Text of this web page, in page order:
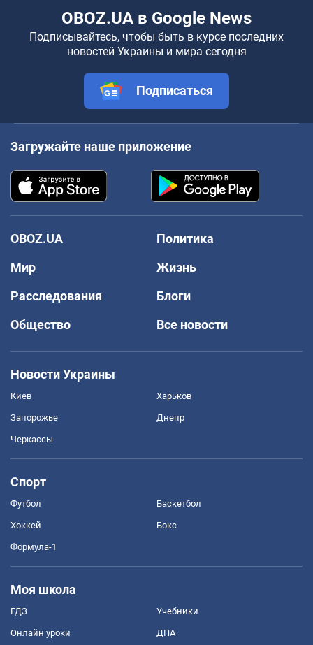
OBOZ.UA в Google News
Подписывайтесь, чтобы быть в курсе последних
новостей Украины и мира сегодня
Подписаться
Загружайте наше приложение
OBOZ.UA
Политика
Мир
Жизнь
Расследования
Блоги
Общество
Все новости
Новости Украины
Киев Харьков
Запорожье Днепр
Черкассы
Спорт
Футбол Баскетбол
Хоккей Бокс
Формула-1
Моя школа
ГДЗ Учебники
Онлайн уроки ДПА